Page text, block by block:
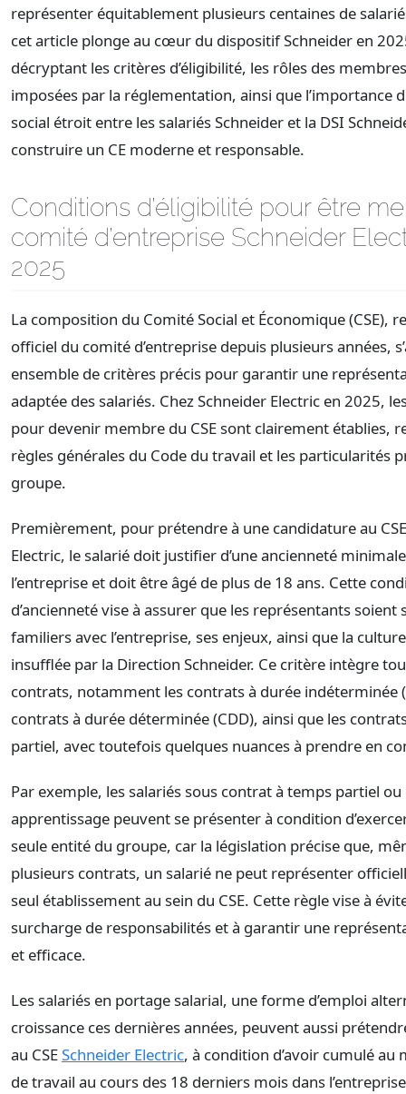
représenter équitablement plusieurs centaines de
cet article plonge au cœur du dispositif Schneider en
décryptant les critères d’éligibilité, les rôles des
imposées par la réglementation, ainsi que l’importance
social étroit entre les salariés Schneider et la DSI
construire un CE moderne et responsable.
Conditions d’éligibilité pour être
comité d’entreprise Schneider
2025
La composition du Comité Social et Économique (CSE),
officiel du comité d’entreprise depuis plusieurs années,
ensemble de critères précis pour garantir une
adaptée des salariés. Chez Schneider Electric en 2025,
pour devenir membre du CSE sont clairement établies,
règles générales du Code du travail et les particularités
groupe.
Premièrement, pour prétendre à une candidature au
Electric, le salarié doit justifier d’une ancienneté
l’entreprise et doit être âgé de plus de 18 ans. Cette
d’ancienneté vise à assurer que les représentants
familiers avec l’entreprise, ses enjeux, ainsi que la
insufflée par la Direction Schneider. Ce critère intègre
contrats, notamment les contrats à durée indéterminée
contrats à durée déterminée (CDD), ainsi que les
partiel, avec toutefois quelques nuances à prendre en
Par exemple, les salariés sous contrat à temps partiel ou
apprentissage peuvent se présenter à condition
seule entité du groupe, car la législation précise que,
plusieurs contrats, un salarié ne peut représenter
seul établissement au sein du CSE. Cette règle vise à
surcharge de responsabilités et à garantir une
et efficace.
Les salariés en portage salarial, une forme d’emploi
croissance ces dernières années, peuvent aussi
au CSESchneider Electric, à condition d’avoir cumulé au
de travail au cours des 18 derniers mois dans